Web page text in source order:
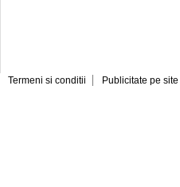
Termeni si conditii Publicitate pe site